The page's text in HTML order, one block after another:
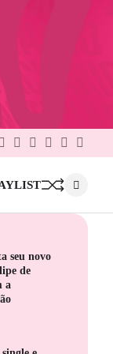
Facebook
Twitter
Google
Linkedin
Pinterest
seu novo
de
a